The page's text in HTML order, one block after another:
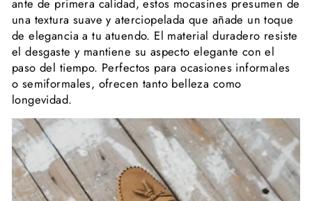
ante de primera calidad, estos mocasines presumen de
una textura suave y aterciopelada que añade un toque
de elegancia a tu atuendo. El material duradero resiste
el desgaste y mantiene su aspecto elegante con el
paso del tiempo. Perfectos para ocasiones informales
o semiformales, ofrecen tanto belleza como
longevidad.